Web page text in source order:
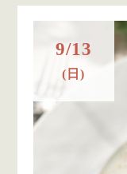
9/13
(日)